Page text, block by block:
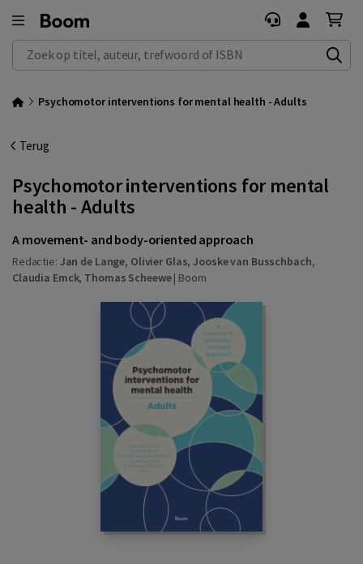
Zoek op titel, auteur, trefwoord of ISBN
Psychomotor interventions for mental health - Adults
Terug
Psychomotor interventions for mental
health - Adults
A movement- and body-oriented approach
Redactie: Jan de Lange, Olivier Glas,Jooske van Busschbach,
Claudia Emck, Thomas Scheewe| Boom